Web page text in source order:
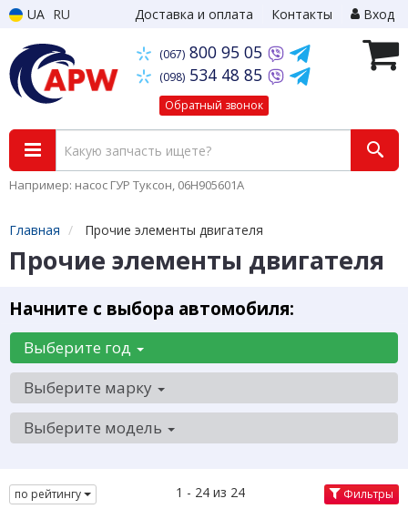
UA RU Доставка и оплата Контакты Вход
(067) 800 95 05
(098) 534 48 85
Обратный звонок
Например: насос ГУР Туксон, 06H905601A
Главная Прочие элементы двигателя
Прочие элементы двигателя
Начните с выбора автомобиля:
Выберите год
Выберите марку
Выберите модель
по рейтингу 1 - 24 из 24 Фильтры